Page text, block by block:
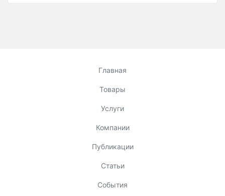
Главная
Товары
Услуги
Компании
Публикации
Статьи
События